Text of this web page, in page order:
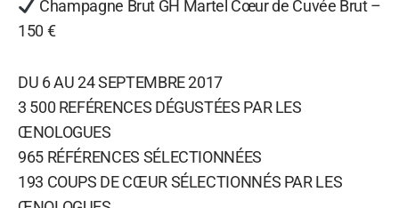
Champagne Brut GH Martel Cœur de Cuvée Brut –
150 €
DU 6 AU 24 SEPTEMBRE 2017
3 500 REFÉRENCES DÉGUSTÉES PAR LES
ŒNOLOGUES
965 RÉFÉRENCES SÉLECTIONNÉES
193 COUPS DE CŒUR SÉLECTIONNÉS PAR LES